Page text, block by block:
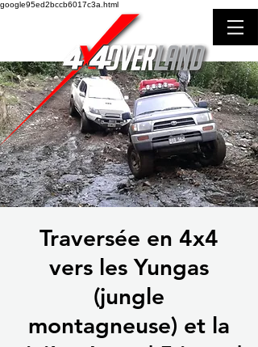
google95ed2bccb6017c3a.html
Traversée en 4x4
vers les Yungas
(jungle
montagneuse) et la